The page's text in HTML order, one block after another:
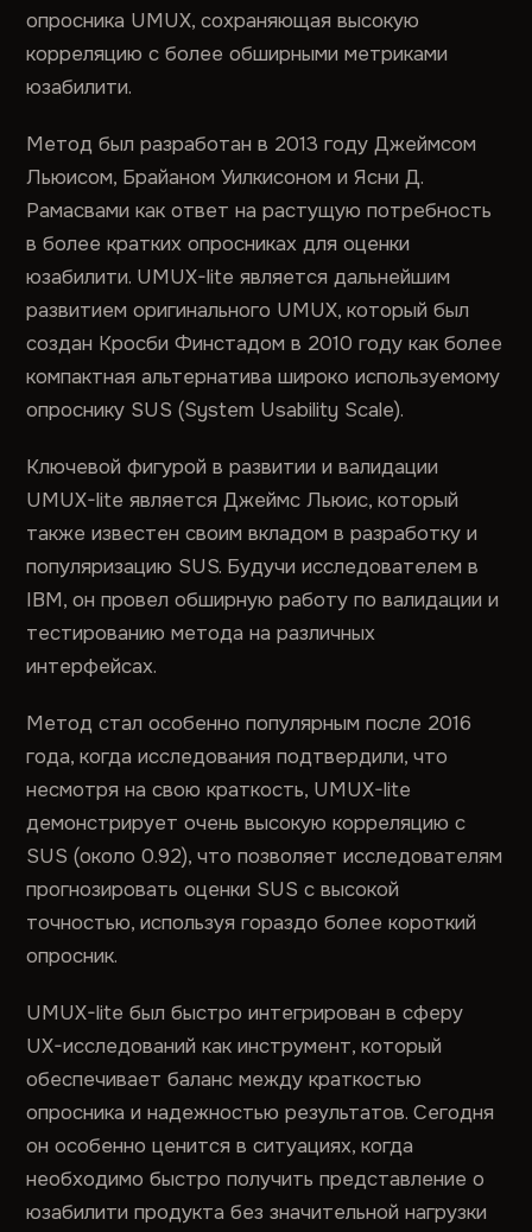
опросника UMUX, сохраняющая высокую
корреляцию с более обширными метриками
юзабилити.
Метод был разработан в 2013 году Джеймсом
Льюисом, Брайаном Уилкисоном и Ясни Д.
Рамасвами как ответ на растущую потребность
в более кратких опросниках для оценки
юзабилити. UMUX-lite является дальнейшим
развитием оригинального UMUX, который был
создан Кросби Финстадом в 2010 году как более
компактная альтернатива широко используемому
опроснику SUS (System Usability Scale).
Ключевой фигурой в развитии и валидации
UMUX-lite является Джеймс Льюис, который
также известен своим вкладом в разработку и
популяризацию SUS. Будучи исследователем в
IBM, он провел обширную работу по валидации и
тестированию метода на различных
интерфейсах.
Метод стал особенно популярным после 2016
года, когда исследования подтвердили, что
несмотря на свою краткость, UMUX-lite
демонстрирует очень высокую корреляцию с
SUS (около 0.92), что позволяет исследователям
прогнозировать оценки SUS с высокой
точностью, используя гораздо более короткий
опросник.
UMUX-lite был быстро интегрирован в сферу
UX-исследований как инструмент, который
обеспечивает баланс между краткостью
опросника и надежностью результатов. Сегодня
он особенно ценится в ситуациях, когда
необходимо быстро получить представление о
юзабилити продукта без значительной нагрузки